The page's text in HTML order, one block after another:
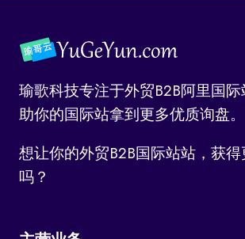
瑜歌科技专注于外贸B2B阿里国
助你的国际站拿到更多优质询盘。
想让你的外贸B2B国际站站，获
吗？